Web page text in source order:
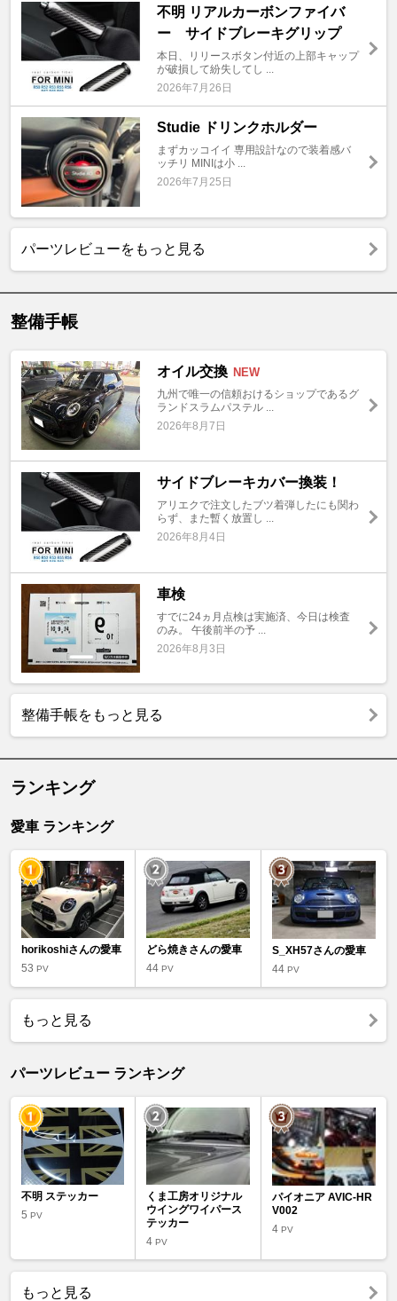
不明 リアルカーボンファイバ
ー サイドブレーキグリップ
本日、リリースボタン付近の上部キャップ
が破損して紛失してし ...
2026年7月26日
Studie ドリンクホルダー
まずカッコイイ 専用設計なので装着感バ
ッチリ MINIは小 ...
2026年7月25日
パーツレビューをもっと見る
整備手帳
オイル交換 NEW
九州で唯一の信頼おけるショップであるグ
ランドスラムパステル ...
2026年8月7日
サイドブレーキカバー換装！
アリエクで注文したブツ着弾したにも関わ
らず、また暫く放置し ...
2026年8月4日
車検
すでに24ヵ月点検は実施済、今日は検査
のみ。 午後前半の予 ...
2026年8月3日
整備手帳をもっと見る
ランキング
愛車 ランキング
horikoshiさんの愛車
53 PV
どら焼きさんの愛車
44PV
S_XH57さんの愛車
44 PV
もっと見る
パーツレビュー ランキング
不明 ステッカー
5 PV
くま工房オリジナル
ウイングワイパース
テッカー
4PV
パイオニア AVIC-HR
V002
4 PV
もっと見る